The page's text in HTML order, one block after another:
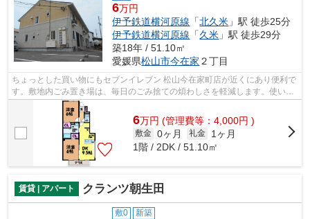
6万円
伊予鉄道横河原線 「北久米 」駅 徒歩25分
伊予鉄道横河原線 「久米 」駅 徒歩29分
築18年 / 51.10㎡
愛媛県松山市今在家 ２丁目
ちょっとした買い物にもセブンイレブン 松山今在家町店が近くにあり便利で
す。敷地内ごみ置き場は、毎日のごみ捨ての煩わしさを軽減します。使い勝
手の良いアパートでイチオシの物件で...
6万円 (管理費等：4,000円 )
敷金 0ヶ月 礼金
1ヶ月
1階 / 2DK / 51.10㎡
賃貸 | アパート クランツ朝生田
敷0 新築